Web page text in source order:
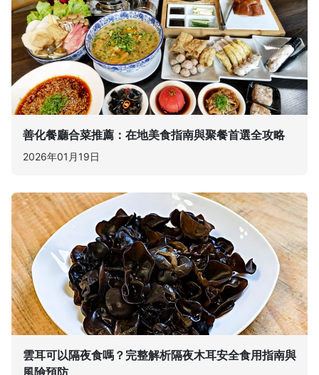
善化餐廳合菜推薦：在地美食指南與聚餐首選全攻略
2026年01月19日
雲耳可以隔夜食嗎？完整解析隔夜木耳安全食用指南與